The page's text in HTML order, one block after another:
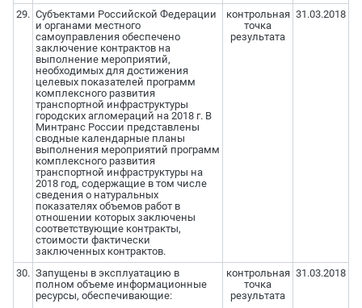
29. Субъектами Российской Федерации
и органами местного
самоуправления обеспечено
заключение контрактов на
выполнение мероприятий,
необходимых для достижения
целевых показателей программ
комплексного развития
транспортной инфраструктуры
городских агломераций на 2018 г. В
Минтранс России представлены
сводные календарные планы
выполнения мероприятий программ
комплексного развития
транспортной инфраструктуры на
2018 год, содержащие в том числе
сведения о натуральных
показателях объемов работ в
отношении которых заключены
соответствующие контракты,
стоимости фактически
заключенных контрактов.
контрольная
точка
результата
31.03.2018
30. Запущены в эксплуатацию в
полном объеме информационные
ресурсы, обеспечивающие:
контрольная
точка
результата
31.03.2018